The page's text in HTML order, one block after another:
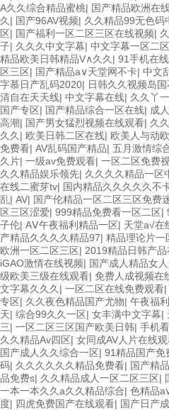
A久久综合精品蜜桃| 国产精品欧洲在
久 | 国产96AV视频| 久久精品99无色码
区| 国产福利一区二区三区在线视频|
子| 久久久中文字幕| 中文字幕一区二
精品欧美日韩精品V∧久久 | 91手机在
区三区| 国产精品а∨天堂网不卡| 中文
字慕日产乱码2020| 日韩久久视频岛
清自在天天线| 中文字幕在线| 久久丫
国产专区| 国产精品综合一区在线| 成
高潮| 国产男女猛烈视频在线观看| 久
久久 | 欧美日韩二区在线| 欧美人与动
免费看| AV乱码国产精品| 五月激情综
久片| 一级av免费观看| 一区二区免费
久久精品娱乐领先| 久久久久精品一区
在线二蜜芽tv| 国内精品久久久久久不
乱| AV| 国产伦精品一区二区三区免费
区三区涩爱| 999精品免费看一区二区|
子伦| AⅤ午夜福利精品一区| 天堂а√在
产精品久久久久精品97| 精品理论片一
欧洲一区二区三区| 2019精品日韩产品
iGAO激情在线视频| 国产成人精品女人
级欧美三级在线观看| 免费人成视频在
文字幕久久久 | 一区二区在线免费观看|
专区| 久久夜色精品国产尤物| 午夜福
天| 综合99久久一区| 女丰满中文字幕|
三| 一区二区三区国产欧美日韩| 手机
久久精品Av四区| 女同成AV人片在线
国产成人久久综合一区| 91精品国产免
码| 久久久久久久精品免费看| 国产精
品免费s| 久久精品成人一区二区三区|
一本一本久久a久久精品综合| 色精品
度| 四虎免费国产在线观看| 国产日产